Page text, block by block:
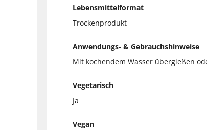
Lebensmittelformat
Trockenprodukt
Anwendungs- & Gebrauchshinweise
Mit kochendem Wasser übergießen
Vegetarisch
Ja
Vegan